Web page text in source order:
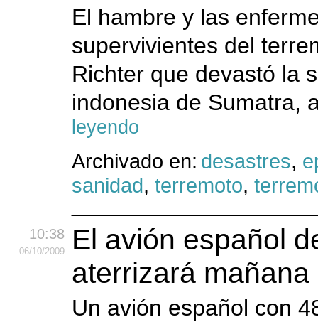
El hambre y las
supervivientes del
Richter que devastó la
indonesia de Sumatra,
leyendo
Archivado en: desastres,
sanidad, terremoto,
10:38
06/10/2009
El avión español
aterrizará
Un avión español con